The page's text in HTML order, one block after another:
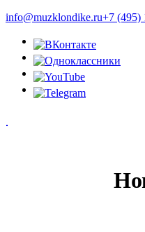
info@muzklondike.ru+7 (495)